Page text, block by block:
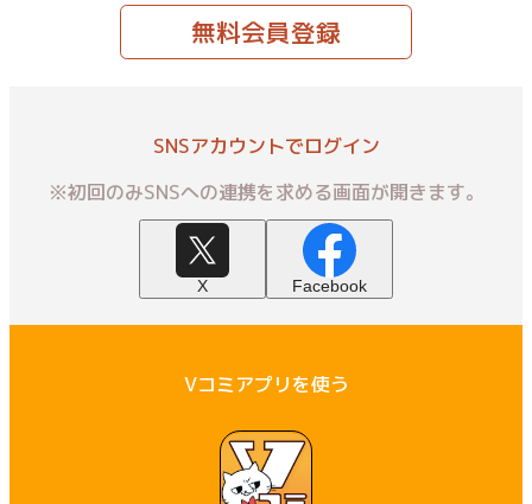
無料会員登録
SNSアカウントでログイン
※初回のみSNSへの連携を求める画面が開きます。
X Facebook
Vコミアプリを使う